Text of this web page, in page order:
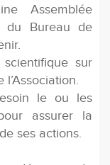
Assemblée
du Bureau de
sur
le ou les
assurer la
ses actions.